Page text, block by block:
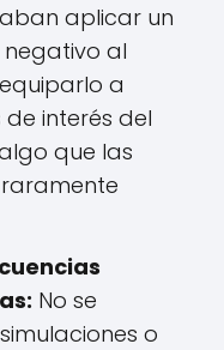
aplicar un
al
a
interés del
que las
No se
o